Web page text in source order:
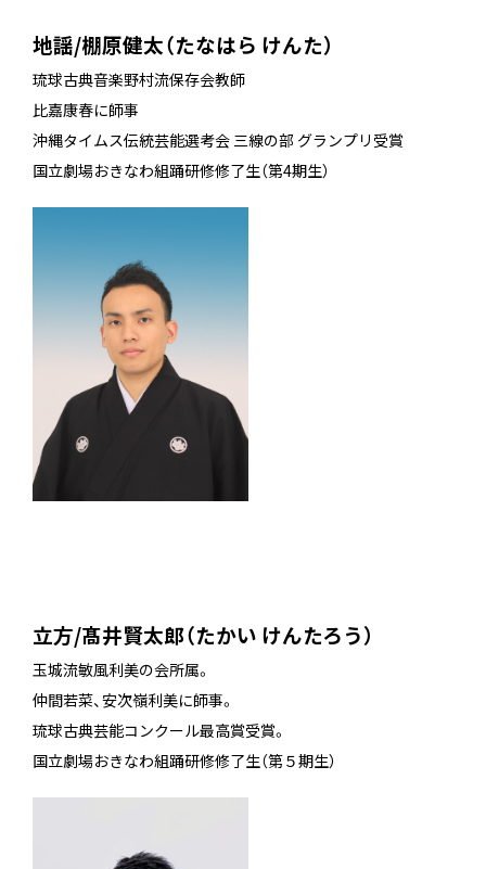
地謡/棚原健太（たなはら けんた）
琉球古典音楽野村流保存会教師
比嘉康春に師事
沖縄タイムス伝統芸能選考会 三線の部 グランプリ受賞
国立劇場おきなわ組踊研修修了生（第4期生）
立方/髙井賢太郎（たかい けんたろう）
玉城流敏風利美の会所属。
仲間若菜、安次嶺利美に師事。
琉球古典芸能コンクール最高賞受賞。
国立劇場おきなわ組踊研修修了生（第５期生）